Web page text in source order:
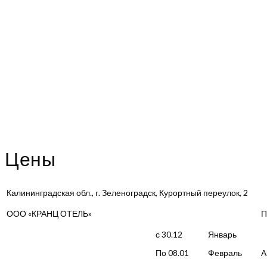
Цены
Калининградская обл., г. Зеленоградск, Курортный переулок, 2
ООО «КРАНЦ ОТЕЛЬ»
с 30.12
Январь
По 08.01
Февраль